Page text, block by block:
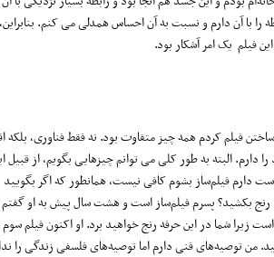
را با آن دارم و نسبت به آن احساس همدلی می کنم.
فیلم کردم همه چیز متفاوت بود. نه فقط فناوری، بلکه
البته به طور کلی می توانم چیزهایی بگویم، از قبیل
دارم فیلم‌ساز بشوم کافی نیست، همانطور که اگر بگویید
رنج بکشید؟ پسرم فیلم‌ساز است و هشت سال پیش به او گفتم
شما در این حرفه رنج خواهید برد. او اکنون فیلم
من توصیه‌های فنی دارم اما توصیه‌های فلسفی زندگی را